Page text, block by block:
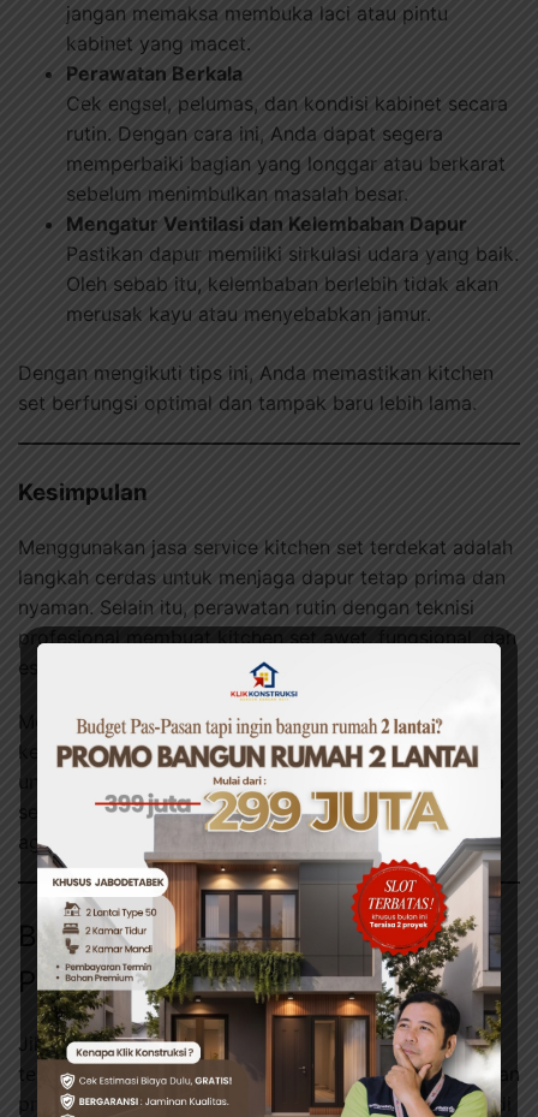
jangan memaksa membuka laci atau pintu
kabinet yang macet.
Perawatan Berkala
Cek engsel, pelumas, dan kondisi kabinet secara
rutin. Dengan cara ini, Anda dapat segera
memperbaiki bagian yang longgar atau berkarat
sebelum menimbulkan masalah besar.
Mengatur Ventilasi dan Kelembaban Dapur
Pastikan dapur memiliki sirkulasi udara yang baik.
Oleh sebab itu, kelembaban berlebih tidak akan
merusak kayu atau menyebabkan jamur.
Dengan mengikuti tips ini, Anda memastikan kitchen
set berfungsi optimal dan tampak baru lebih lama.
Kesimpulan
Menggunakan jasa service kitchen set terdekat adalah
langkah cerdas untuk menjaga dapur tetap prima dan
nyaman. Selain itu, perawatan rutin dengan teknisi
profesional membuat kitchen set awet, fungsional, dan
estetis.
Merawat kitchen set bukan hanya soal memperbaiki
kerusakan, tetapi juga soal investasi jangka panjang
untuk kenyamanan dapur. Dengan demikian, pilih jasa
service yang tepat dan lakukan perawatan berkala
agar dapur selalu mendukung aktivitas harian Anda.
Butuh Bantuan Profesional untuk
Proyek Anda?
Jika anda membutuhkan jasa tukang bangunan yang
terpercaya, timKlik Konstruksi
siap membantu. Dengan
proses yang aman, efisien, dan bergaransi. Berbasis di